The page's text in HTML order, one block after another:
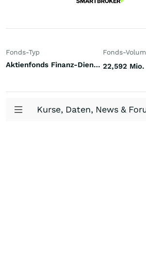
Fonds-Typ
Aktienfonds Finanz-Dienstleistungen Welt
Fonds-
22,592 Mio.
Kurse, Daten, News &